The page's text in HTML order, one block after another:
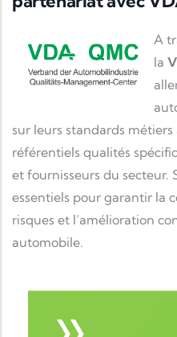
A
la
sur leurs standards
référentiels qualités
et fournisseurs du secteur.
essentiels pour garantir la
risques et l’amélioration
automobile.